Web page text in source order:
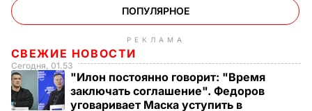
ПОПУЛЯРНОЕ
РЕКЛАМА
СВЕЖИЕ НОВОСТИ
Сегодня, 01.53
"Илон постоянно говорит: "Время
заключать соглашение". Федоров
уговаривает Маска уступить в